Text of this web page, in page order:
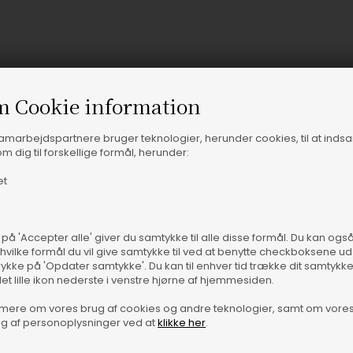
Cookie information
bruger teknologier, herunder cookies, til at
dig til forskellige formål, herunder:
'Accepter alle' giver du samtykke til alle disse formål. Du kan
formål du vil give samtykke til ved at benytte checkboksene
på 'Opdater samtykke'. Du kan til enhver tid trække dit
lille ikon nederste i venstre hjørne af hjemmesiden.
om vores brug af cookies og andre teknologier, samt om
af personoplysninger ved atklikke her.
lag uden at gå på kompromis med looket, er JJXX -
tone giver et rent, tidløst udtryk, mens denimkvaliteten
godt til både lyse og mørke items, så den hurtigt bliver